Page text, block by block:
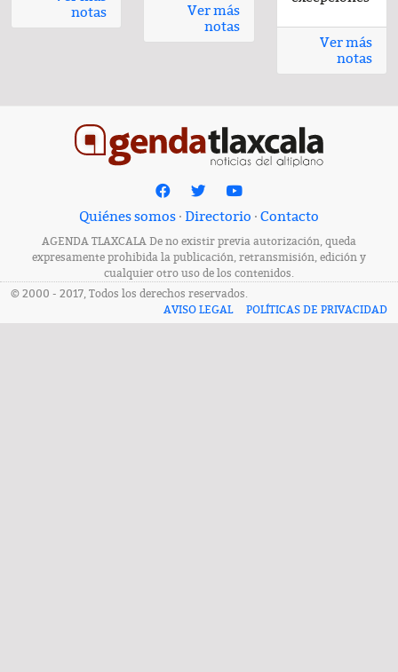
notas
Ver más
notas
Ver más
notas
Quiénes somos · Directorio · Contacto
AGENDA TLAXCALA De no existir previa autorización, queda
expresamente prohibida la publicación, retransmisión, edición y
cualquier otro uso de los contenidos.
© 2000 - 2017, Todos los derechos reservados.
AVISO LEGAL
POLÍTICAS DE PRIVACIDAD